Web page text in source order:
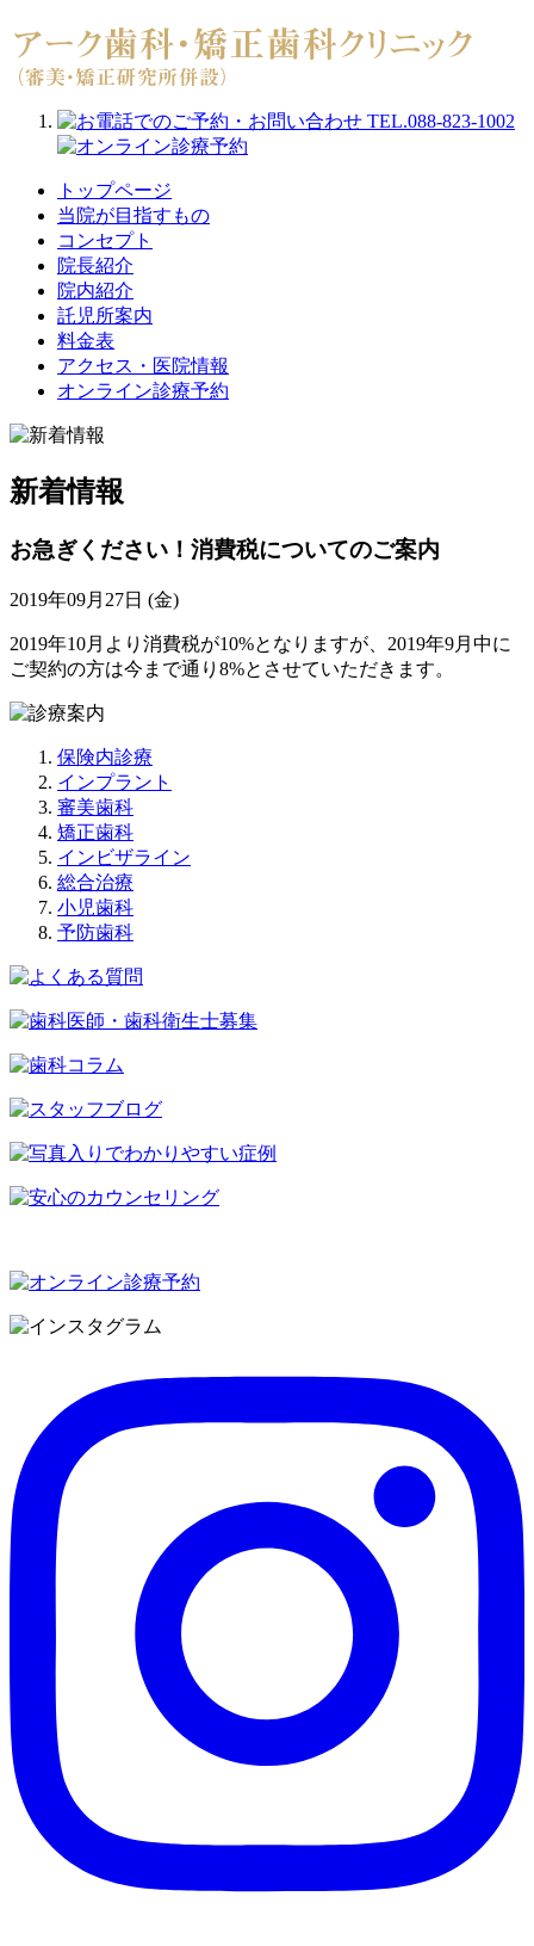
トップページ
当院が目指すもの
コンセプト
院長紹介
院内紹介
託児所案内
料金表
アクセス・医院情報
オンライン診療予約
新着情報
お急ぎください！消費税についてのご案内
2019年09月27日 (金)
2019年10月より消費税が10%となりますが、2019年9月中に
ご契約の方は今まで通り8%とさせていただきます。
保険内診療
インプラント
審美歯科
矯正歯科
インビザライン
総合治療
小児歯科
予防歯科